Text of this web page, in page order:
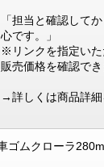
「担当と確認して
心です。」
※リンクを指定い
販売価格を確認でき
→詳しくは商品詳細